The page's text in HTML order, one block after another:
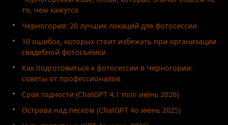
то, чем кажутся
Черногория: 20 лучших локаций для фотосессии
10 ошибок, которых стоит избежать при организации
свадебной фотосъёмки
Как подготовиться к фотосессии в Черногории:
советы от профессионалов
Срок годности (ChatGPT 4.1 mini июнь 2026)
Острова над песком (ChatGPT 4o июнь 2025)